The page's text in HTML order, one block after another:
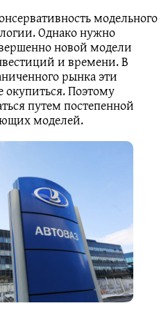
модельного
Однако нужно
новой модели
и времени. В
рынка эти
окупиться. Поэтому
путем постепенной
моделей.